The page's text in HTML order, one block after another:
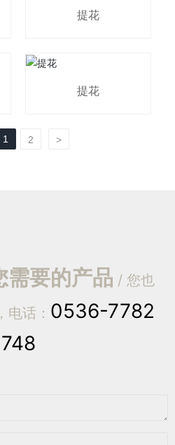
提花
提花
1 2 >
需要的产品 / 您也
电话： 0536-7782
748